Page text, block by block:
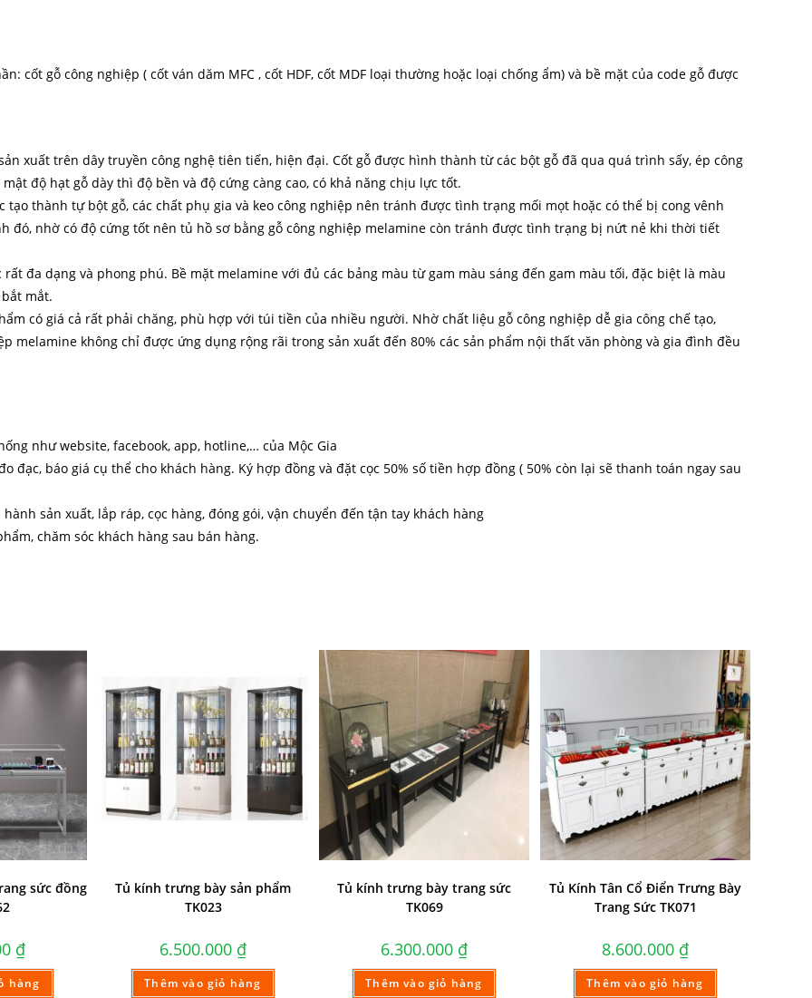
cốt gỗ công nghiệp ( cốt ván dăm MFC , cốt HDF, cốt MDF loại thường hoặc loại chống ẩm) và bề mặt của code gỗ được
xuất trên dây truyền công nghệ tiên tiến, hiện đại. Cốt gỗ được hình thành từ các bột gỗ đã qua quá trình sấy, ép công
độ hạt gỗ dày thì độ bền và độ cứng càng cao, có khả năng chịu lực tốt.
thành tự bột gỗ, các chất phụ gia và keo công nghiệp nên tránh được tình trạng mối mọt hoặc có thể bị cong vênh
đó, nhờ có độ cứng tốt nên tủ hồ sơ bằng gỗ công nghiệp melamine còn tránh được tình trạng bị nứt nẻ khi thời tiết
đa dạng và phong phú. Bề mặt melamine với đủ các bảng màu từ gam màu sáng đến gam màu tối, đặc biệt là màu
mắt.
có giá cả rất phải chăng, phù hợp với túi tiền của nhiều người. Nhờ chất liệu gỗ công nghiệp dễ gia công chế tạo,
melamine không chỉ được ứng dụng rộng rãi trong sản xuất đến 80% các sản phẩm nội thất văn phòng và gia đình đều
như website, facebook, app, hotline,… của Mộc Gia
đạc, báo giá cụ thể cho khách hàng. Ký hợp đồng và đặt cọc 50% số tiền hợp đồng ( 50% còn lại sẽ thanh toán ngay sau
sản xuất, lắp ráp, cọc hàng, đóng gói, vận chuyển đến tận tay khách hàng
chăm sóc khách hàng sau bán hàng.
sức đồng
₫
hàng
Tủ kính trưng bày sản phẩm
TK023
6.500.000 ₫
Thêm vào giỏ hàng
Tủ kính trưng bày trang sức
TK069
6.300.000 ₫
Thêm vào giỏ hàng
Tủ Kính Tân Cổ Điển Trưng Bày
Trang Sức TK071
8.600.000 ₫
Thêm vào giỏ hàng